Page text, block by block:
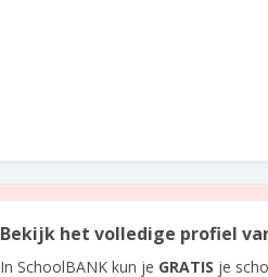
Bekijk het volledige profiel
In SchoolBANK kun je GRATIS je